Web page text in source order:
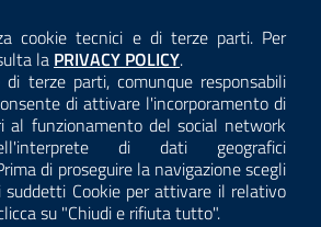
cookie tecnici e di terze parti. Per
la Consulta la
PRIVACY POLICY.
di terze parti, comunque responsabili
di attivare l'incorporamento di
al funzionamento del social network
di dati geografici
di proseguire la navigazione scegli
Cookie per attivare il relativo
su "Chiudi e rifiuta tutto".
ANTICORRUZIONE
ACCESSIBILITÀ
COOKIE E PRIVACY
TEMI A-Z